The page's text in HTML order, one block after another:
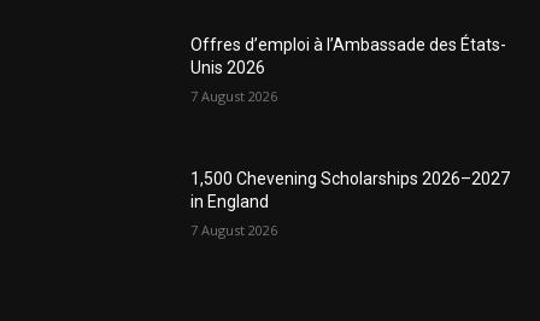
Offres d’emploi à l’Ambassade des États-
Unis 2026
7 August 2026
1,500 Chevening Scholarships 2026–2027
in England
7 August 2026